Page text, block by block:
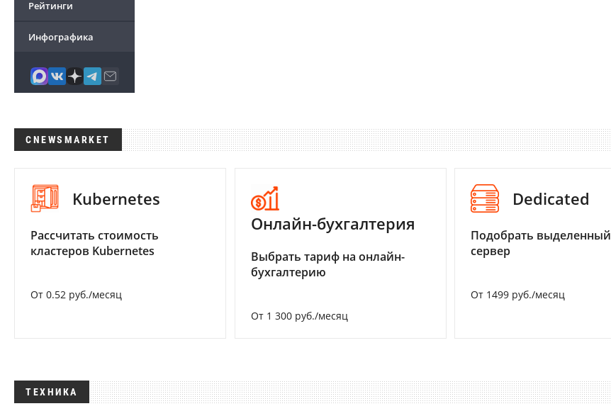
Рейтинги
Инфографика
CNEWSMARKET
Kubernetes
Рассчитать стоимость
кластеров Kubernetes
От 0.52 руб./месяц
Онлайн-бухгалтерия
Выбрать тариф на онлайн-
бухгалтерию
От 1 300 руб./месяц
Dedicated
Подобрать выделенный
сервер
От 1499 руб./месяц
ТЕХНИКА